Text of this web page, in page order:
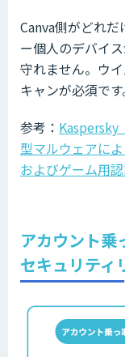
Canva側がどれ
ー個人のデバイ
守れません。ウ
キャンが必須です
参考： Kaspersky
型マルウェアに
およびゲーム用
アカウント乗
セキュリティ